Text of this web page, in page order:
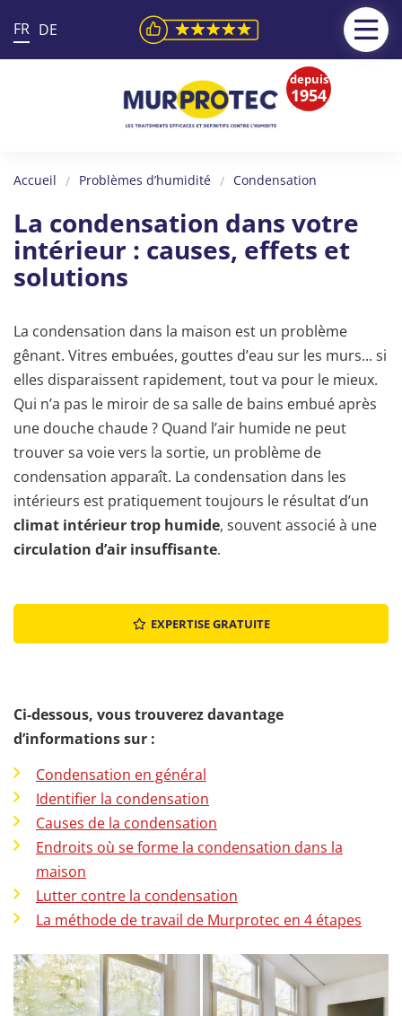
FR DE
depuis
1954
Accueil Problèmes d’humidité Condensation
La condensation dans votre
intérieur : causes, effets et
solutions
La condensation dans la maison est un problème
gênant. Vitres embuées, gouttes d’eau sur les murs... si
elles disparaissent rapidement, tout va pour le mieux.
Qui n’a pas le miroir de sa salle de bains embué après
une douche chaude ? Quand l’air humide ne peut
trouver sa voie vers la sortie, un problème de
condensation apparaît. La condensation dans les
intérieurs est pratiquement toujours le résultat d’un
climat intérieur trop humide, souvent associé à une
circulation d’air insuffisante.
EXPERTISE GRATUITE
Ci-dessous, vous trouverez davantage
d’informations sur :
Condensation en général
Identifier la condensation
Causes de la condensation
Endroits où se forme la condensation dans la
maison
Lutter contre la condensation
La méthode de travail de Murprotec en 4 étapes